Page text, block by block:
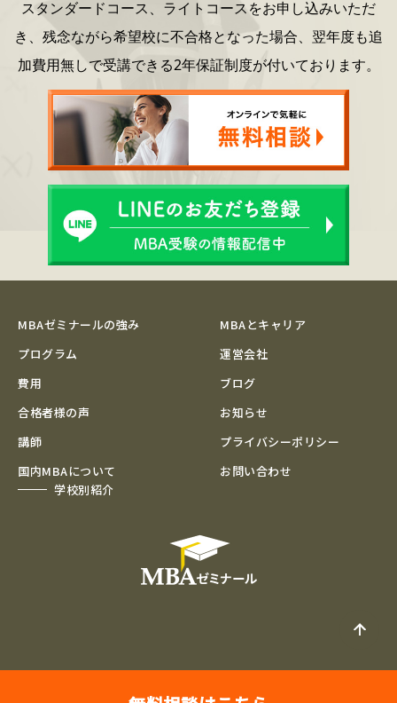
スタンダードコース、ライトコースをお申し込みいただ
き、 残念ながら希望校に不合格となった場合、 翌年度も追
加費用無しで受講できる2年保証制度が付いております。
MBAゼミナールの強み
プログラム
費用
合格者様の声
講師
国内MBAについて
学校別紹介
MBAとキャリア
運営会社
ブログ
お知らせ
プライバシーポリシー
お問い合わせ
>サイトマップ